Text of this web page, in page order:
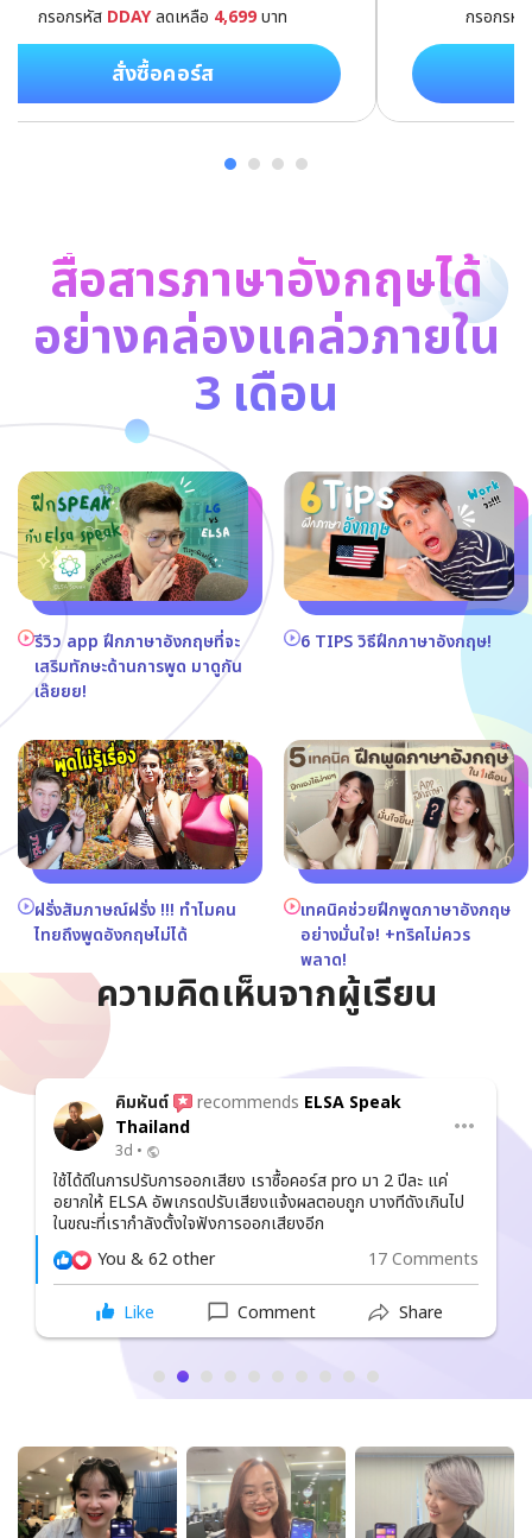
กรอกรหัส DDAYลดเหลือ 4,699บาท
สั่งซื้อคอร์ส
กรอกรหั
สื่อสารภาษาอังกฤษได้
อย่างคล่องแคล่วภายใน
3 เดือน
รีวิว app ฝึกภาษาอังกฤษที่จะ
เสริมทักษะด้านการพูด มาดูกัน
เล๊ยยย!
6 TIPS วิธีฝึกภาษาอังกฤษ!
ฝรั่งสัมภาษณ์ฝรั่ง !!! ทำไมคน
ไทยถึงพูดอังกฤษไม่ได้
เทคนิคช่วยฝึกพูดภาษาอังกฤษ
อย่างมั่นใจ! +ทริคไม่ควร
พลาด!
ความคิดเห็นจากผู้เรียน
คิมหันต์ recommends ELSA Speak
Thailand
3d •
ใช้ได้ดีในการปรับการออกเสียง เราซื้อคอร์ส pro มา 2 ปีละ แค่
อยากให้ ELSA อัพเกรดปรับเสียงแจ้งผลตอบถูก บางทีดังเกินไป
ในขณะที่เรากำลังตั้งใจฟังการออกเสียงอีก
You & 62 other
17 Comments
Like Comment Share